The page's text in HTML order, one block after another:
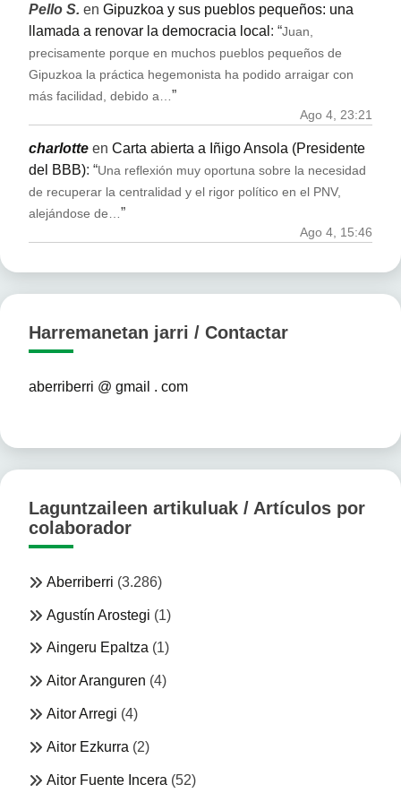
Pello S. en Gipuzkoa y sus pueblos pequeños: una
llamada a renovar la democracia local : “Juan,
precisamente porque en muchos pueblos pequeños de
Gipuzkoa la práctica hegemonista ha podido arraigar con
más facilidad, debido a… ”
Ago 4, 23:21
charlotte en Carta abierta a Iñigo Ansola (Presidente
del BBB): “Una reflexión muy oportuna sobre la necesidad
de recuperar la centralidad y el rigor político en el PNV,
alejándose de… ”
Ago 4, 15:46
Harremanetan jarri / Contactar
aberriberri @ gmail . com
Laguntzaileen artikuluak / Artículos por
colaborador
Aberriberri (3.286)
Agustín Arostegi (1)
Aingeru Epaltza (1)
Aitor Aranguren (4)
Aitor Arregi (4)
Aitor Ezkurra (2)
Aitor Fuente Incera (52)